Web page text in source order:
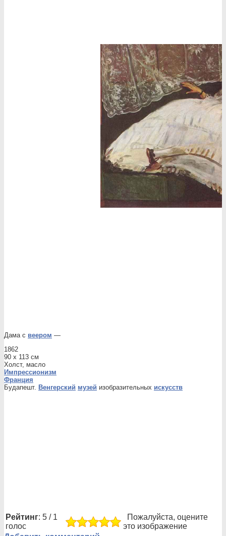
Дама с веером —
1862
90 x 113 см
Холст, масло
Импрессионизм
Франция
Будапешт. Венгерский музей изобразительных искусств
Рейтинг: 5 / 1
голос
Пожалуйста, оцените
это изображение